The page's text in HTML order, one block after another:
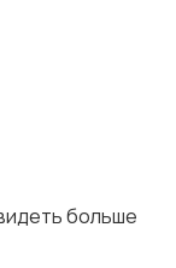
больше